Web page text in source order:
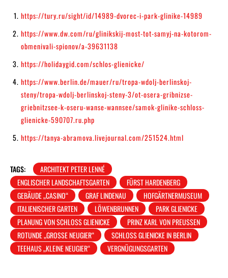
https://tury.ru/sight/id/14989-dvorec-i-park-glinike-14989
https://www.dw.com/ru/glinikskij-most-tot-samyj-na-kotorom-
obmenivali-spionov/a-39631138
https://holidaygid.com/schlos-glienicke/
https://www.berlin.de/mauer/ru/tropa-wdolj-berlinskoj-
steny/tropa-wdolj-berlinskoj-steny-3/ot-osera-gribnizse-
griebnitzsee-k-oseru-wanse-wannsee/samok-glinike-schloss-
glienicke-590707.ru.php
https://tanya-abramova.livejournal.com/251524.html
TAGS:
ARCHITEKT PETER LENNÉ
ENGLISCHER LANDSCHAFTSGARTEN
FÜRST HARDENBERG
GEBÄUDE „CASINO“
GRAF LINDENAU
HOFGÄRTNERMUSEUM
ITALIENISCHER GARTEN
LÖWENBRUNNEN
PARK GLIENICKE
PLANUNG VON SCHLOSS GLIENICKE
PRINZ KARL VON PREUSSEN
ROTUNDE „GROSSE NEUGIER“
SCHLOSS GLIENICKE IN BERLIN
TEEHAUS „KLEINE NEUGIER“
VERGNÜGUNGSGARTEN